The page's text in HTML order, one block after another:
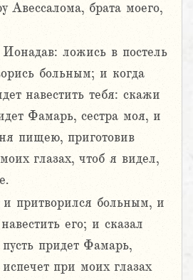
Авессалома, брата моего,
ложись в постель
больным; и когда
навестить тебя: скажи
Фамарь, сестра моя, и
пищею, приготовив
глазах, чтоб я видел,
притворился больным, и
его; и сказал
придет Фамарь,
при моих глазах